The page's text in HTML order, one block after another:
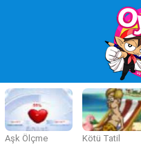
Aşk Ölçme Kötü Tatil